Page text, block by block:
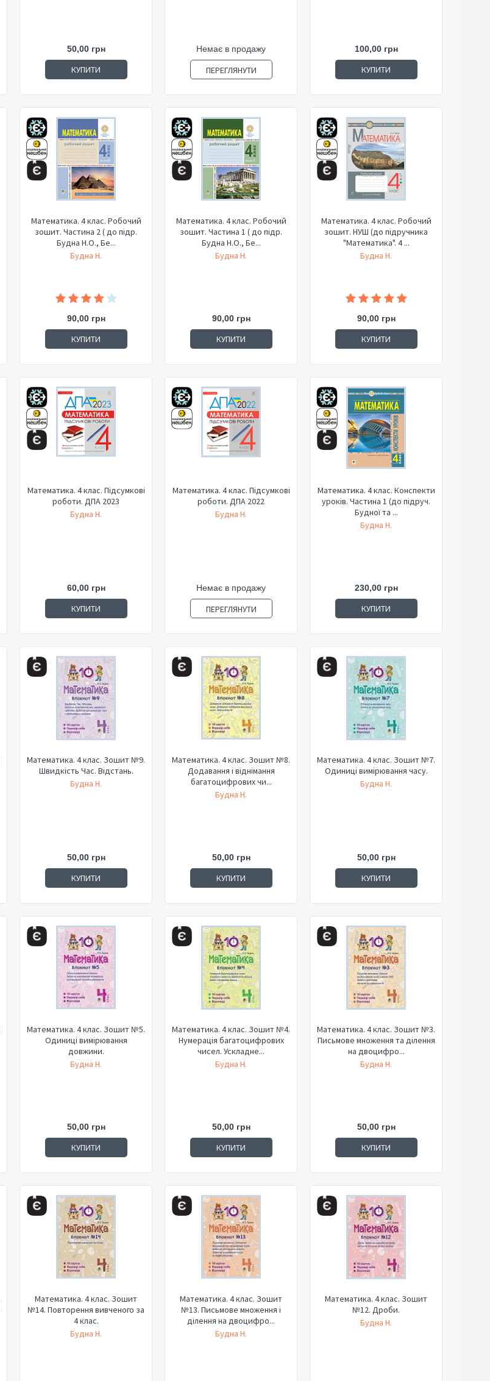
50,00 грн
КУПИТИ
Немає в продажу
ПЕРЕГЛЯНУТИ
100,00 грн
КУПИТИ
Математика. 4 клас. Робочий
зошит. Частина 2 ( до підр.
Будна Н.О., Бе...
Будна Н.
90,00 грн
КУПИТИ
Математика. 4 клас. Робочий
зошит. Частина 1 ( до підр.
Будна Н.О., Бе...
Будна Н.
90,00 грн
КУПИТИ
Математика. 4 клас. Робочий
зошит. НУШ (до підручника
"Математика". 4 ...
Будна Н.
90,00 грн
КУПИТИ
Математика. 4 клас. Підсумкові
роботи. ДПА 2023
Будна Н.
60,00 грн
КУПИТИ
Математика. 4 клас. Підсумкові
роботи. ДПА 2022
Будна Н.
Немає в продажу
ПЕРЕГЛЯНУТИ
Математика. 4 клас. Конспекти
уроків. Частина 1 (до підруч.
Будної та ...
Будна Н.
230,00 грн
КУПИТИ
Математика. 4 клас. Зошит №9.
Швидкість Час. Відстань.
Будна Н.
50,00 грн
КУПИТИ
Математика. 4 клас. Зошит №8.
Додавання і віднімання
багатоцифрових чи...
Будна Н.
50,00 грн
КУПИТИ
Математика. 4 клас. Зошит №7.
Одиниці вимірювання часу.
Будна Н.
50,00 грн
КУПИТИ
Математика. 4 клас. Зошит №5.
Одиниці вимірювання
довжини.
Будна Н.
50,00 грн
КУПИТИ
Математика. 4 клас. Зошит №4.
Нумерація багатоцифрових
чисел. Ускладне...
Будна Н.
50,00 грн
КУПИТИ
Математика. 4 клас. Зошит №3.
Письмове множення та ділення
на двоцифро...
Будна Н.
50,00 грн
КУПИТИ
Математика. 4 клас. Зошит
№14. Повторення вивченого за
4 клас.
Будна Н.
Математика. 4 клас. Зошит
№13. Письмове множення і
ділення на двоцифро...
Будна Н.
Математика. 4 клас. Зошит
№12. Дроби.
Будна Н.